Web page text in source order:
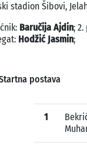
stadion Šibovi,
Baručija Ajdin;
Hodžić Jasmin;
postava
1